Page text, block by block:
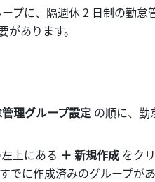
プに、隔週休 2 日制の勤怠
あります。
理グループ設定 の順に、勤
上にある ＋ 新規作成 をク
でに作成済みのグループが